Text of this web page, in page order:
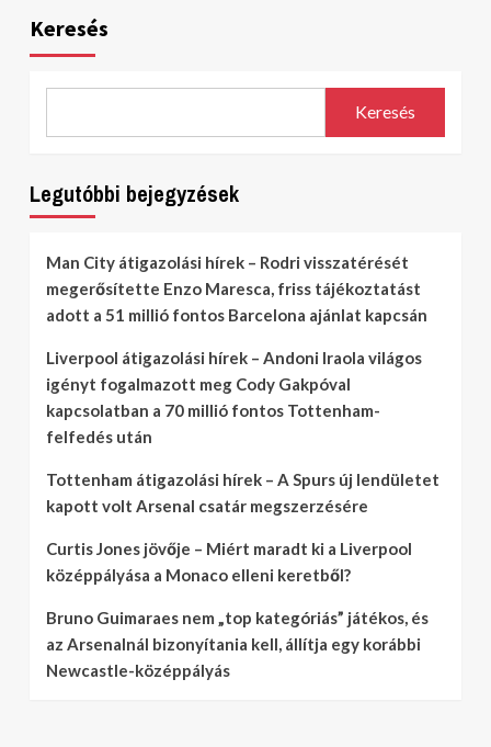
Keresés
Keresés
Legutóbbi bejegyzések
Man City átigazolási hírek – Rodri visszatérését
megerősítette Enzo Maresca, friss tájékoztatást
adott a 51 millió fontos Barcelona ajánlat kapcsán
Liverpool átigazolási hírek – Andoni Iraola világos
igényt fogalmazott meg Cody Gakpóval
kapcsolatban a 70 millió fontos Tottenham-
felfedés után
Tottenham átigazolási hírek – A Spurs új lendületet
kapott volt Arsenal csatár megszerzésére
Curtis Jones jövője – Miért maradt ki a Liverpool
középpályása a Monaco elleni keretből?
Bruno Guimaraes nem „top kategóriás” játékos, és
az Arsenalnál bizonyítania kell, állítja egy korábbi
Newcastle-középpályás